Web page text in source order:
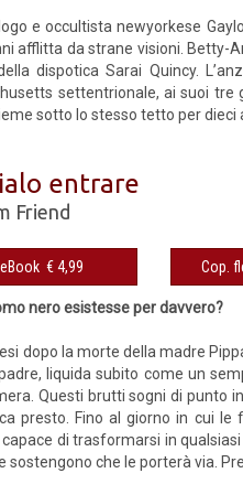
e occultista newyorkese
afflitta da strane visioni. Betty-
dispotica Sarai Quincy.
settentrionale, ai suoi
sotto lo stesso tetto per dieci
entrare
Friend
eBook € 4,99
nero esistesse per davvero?
dopo la morte della madre
liquida subito come un
Questi brutti sogni di punto
presto. Fino al giorno in cui le
di trasformarsi in
sostengono che le porterà via.